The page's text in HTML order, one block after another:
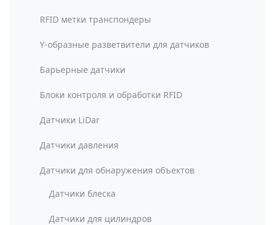
RFID метки транспондеры
Y-образные разветвители для датчиков
Барьерные датчики
Блоки контроля и обработки RFID
Датчики LiDar
Датчики давления
Датчики для обнаружения объектов
Датчики блеска
Датчики для цилиндров